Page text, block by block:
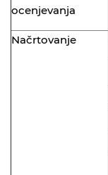
ocenjevanja
Načrtovanje